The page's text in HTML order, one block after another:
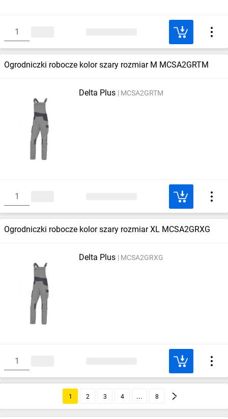
Ogrodniczki robocze kolor szary rozmiar M MCSA2GRTM
Delta Plus MCSA2GRTM
Ogrodniczki robocze kolor szary rozmiar XL MCSA2GRXG
Delta Plus MCSA2GRXG
1 2 3 4 8